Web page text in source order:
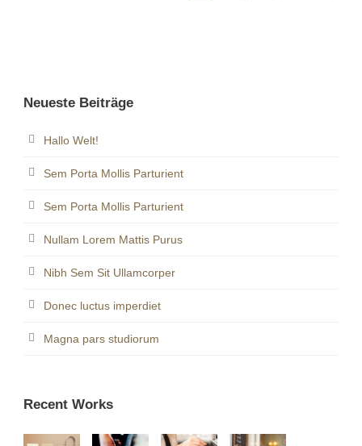
Neueste Beiträge
Hallo Welt!
Sem Porta Mollis Parturient
Sem Porta Mollis Parturient
Nullam Lorem Mattis Purus
Nibh Sem Sit Ullamcorper
Donec luctus imperdiet
Magna pars studiorum
Recent Works